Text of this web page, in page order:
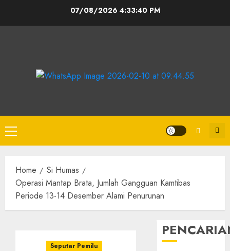
07/08/2026 4:33:40 PM
Home
Si Humas
Operasi Mantap Brata, Jumlah Gangguan Kamtibas
Periode 13-14 Desember Alami Penurunan
Seputar Pemilu